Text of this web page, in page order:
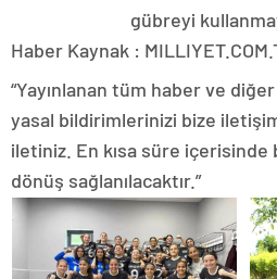
gübreyi
Haber Kaynak :
“Yayınlanan tüm haber ve
yasal bildirimlerinizi bize
iletiniz. En kısa süre
dönüş sağlanılacaktır.”